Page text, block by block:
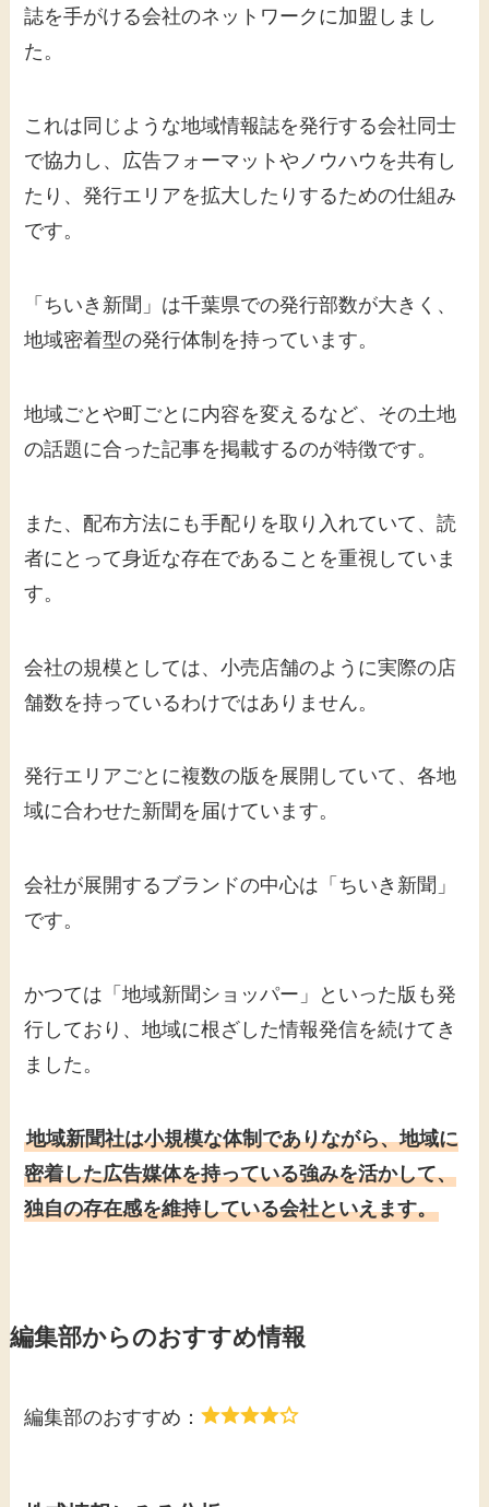
誌を手がける会社のネットワークに加盟しまし
た。
これは同じような地域情報誌を発行する会社同士
で協力し、広告フォーマットやノウハウを共有し
たり、発行エリアを拡大したりするための仕組み
です。
「ちいき新聞」は千葉県での発行部数が大きく、
地域密着型の発行体制を持っています。
地域ごとや町ごとに内容を変えるなど、その土地
の話題に合った記事を掲載するのが特徴です。
また、配布方法にも手配りを取り入れていて、読
者にとって身近な存在であることを重視していま
す。
会社の規模としては、小売店舗のように実際の店
舗数を持っているわけではありません。
発行エリアごとに複数の版を展開していて、各地
域に合わせた新聞を届けています。
会社が展開するブランドの中心は「ちいき新聞」
です。
かつては「地域新聞ショッパー」といった版も発
行しており、地域に根ざした情報発信を続けてき
ました。
地域新聞社は小規模な体制でありながら、地域に
密着した広告媒体を持っている強みを活かして、
独自の存在感を維持している会社といえます。
編集部からのおすすめ情報
編集部のおすすめ：